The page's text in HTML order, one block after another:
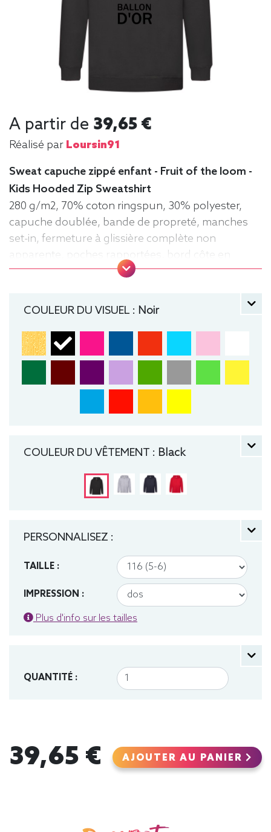
A partir de 39,65 €
Réalisé par Loursin91
Sweat capuche zippé enfant - Fruit of the loom -
Kids Hooded Zip Sweatshirt
280 g/m2, 70% coton ringspun, 30% polyester,
capuche doublée, bande de propreté, manches
set-in, fermeture à glissière complète non
apparente, poches rapportées, bord côte en
coton/élasthanne à la taille et aux poignets pour
manche longue, Hiver, Fruit of the loom, Enfant,
COULEUR DU VISUEL : Noir
COULEUR DU VÊTEMENT : Black
PERSONNALISEZ :
TAILLE :
IMPRESSION :
Plus d'info sur les tailles
QUANTITÉ :
39,65 € AJOUTER AU PANIER